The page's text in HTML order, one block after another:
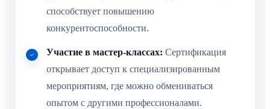
способствует повышению
конкурентоспособности.
Участие в мастер-классах: Сертификация
открывает доступ к специализированным
мероприятиям, где можно обмениваться
опытом с другими профессионалами.